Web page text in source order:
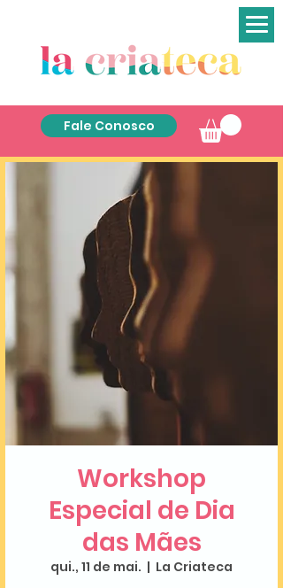
Fale Conosco
Workshop
Especial de Dia
das Mães
qui., 11 de mai.
  |
La Criateca